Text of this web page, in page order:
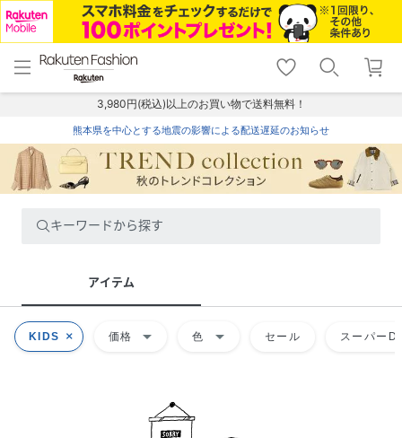
menu home
トップ
shopping_cart lock_outline
ログイン
3,980円(税込)以上のお買い物で送料無料！
熊本県を中心とする地震の影響による配送遅延のお知らせ
キーワードから探す
アイテム
KIDS 価格 arrow_drop_down 色 arrow_drop_down セール スーパー